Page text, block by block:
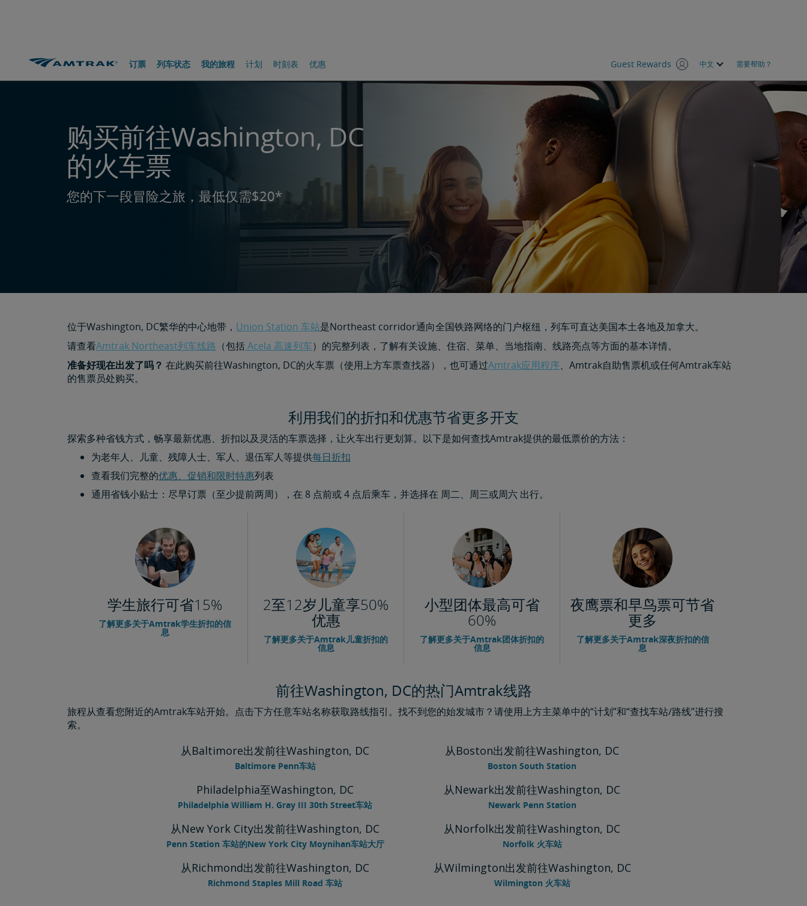
订票
列车状态 我的旅程 计划 时刻表 优惠 Guest Rewards 中文 需要帮助？
购买前往Washington, DC
的火车票
您的下一段冒险之旅，最低仅需$20*
位于Washington, DC繁华的中心地带， Union Station 车站是Northeast corridor通向全国铁路网络的门户枢纽，列车可直达美国本土各地及加拿大。
请查看Amtrak Northeast列车线路 （包括Acela 高速列车）的完整列表，了解有关设施、住宿、菜单、当地指南、线路亮点等方面的基本详情。
准备好现在出发了吗？ 在此购买前往Washington, DC的火车票（使用上方车票查找器），也可通过Amtrak应用程序、Amtrak自助售票机或任何Amtrak车站
的售票员处购买。
利用我们的折扣和优惠节省更多开支
探索多种省钱方式，畅享最新优惠、折扣以及灵活的车票选择，让火车出行更划算。以下是如何查找Amtrak提供的最低票价的方法：
为老年人、儿童、残障人士、军人、退伍军人等提供每日折扣​​​​​​​
查看我们完整的优惠、促销和限时特惠列表
通用省钱小贴士：尽早订票（至少提前两周），在 8 点前或 4 点后乘车，并选择在 周二、周三或周六 出行。
学生旅行可省15%
了解更多关于Amtrak学生折扣的信
息
2至12岁儿童享50%
优惠
了解更多关于Amtrak儿童折扣的
信息
小型团体最高可省
60%
了解更多关于Amtrak团体折扣的
信息
夜鹰票和早鸟票可节省
更多
了解更多关于Amtrak深夜折扣的信
息
前往Washington, DC的热门Amtrak线路
旅程从查看您附近的Amtrak车站开始。点击下方任意车站名称获取路线指引。找不到您的始发城市？请使用上方主菜单中的“计划”和“查找车站/路线”进行搜
索。
从Baltimore出发前往Washington, DC
Baltimore Penn车站
从Boston出发前往Washington, DC
Boston South Station
Philadelphia至Washington, DC
Philadelphia William H. Gray III 30th Street车站
从Newark出发前往Washington, DC
Newark Penn Station
从New York City出发前往Washington, DC
Penn Station 车站的New York City Moynihan车站大厅
从Norfolk出发前往Washington, DC
Norfolk 火车站
从Richmond出发前往Washington, DC
Richmond Staples Mill Road 车站
从Wilmington出发前往Washington, DC
Wilmington 火车站